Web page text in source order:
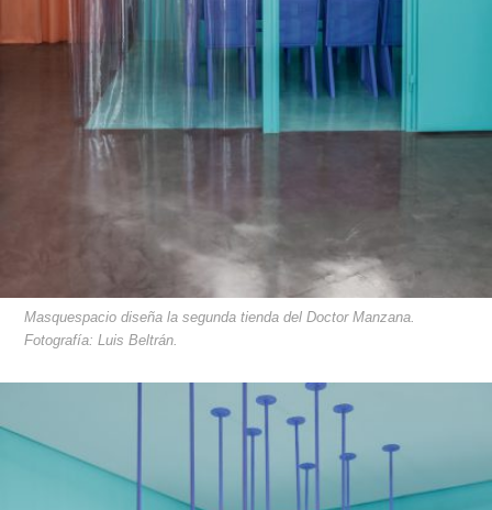
Masquespacio diseña la segunda tienda del Doctor Manzana.
Fotografía: Luis Beltrán.